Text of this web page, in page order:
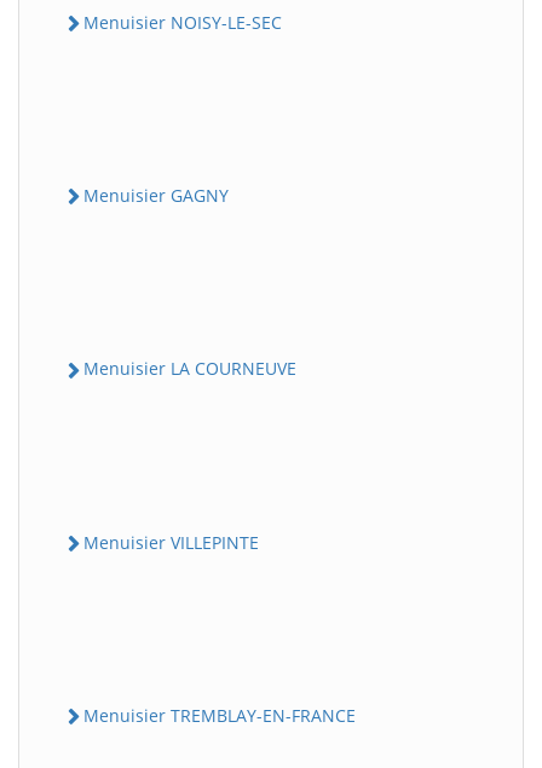
Menuisier NOISY-LE-SEC
Menuisier GAGNY
Menuisier LA COURNEUVE
Menuisier VILLEPINTE
Menuisier TREMBLAY-EN-FRANCE